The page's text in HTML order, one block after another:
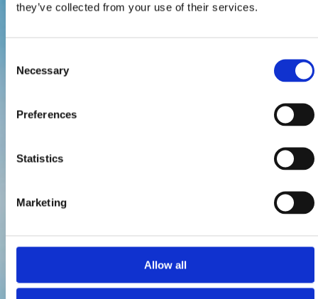
they’ve collected from your use of their services.
Selection
Necessary
Preferences
Statistics
Marketing
Allow all